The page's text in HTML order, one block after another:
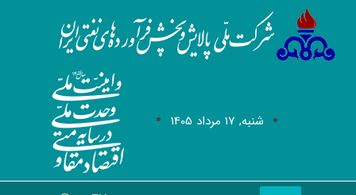
شنبه, 17 مرداد 1405